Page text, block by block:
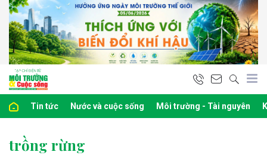
Tin tức Nước và cuộc sống Môi trường - Tài nguyên
trồng rừng